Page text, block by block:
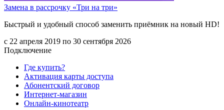
Замена в рассрочку «Три на три»
Быстрый и удобный способ заменить приёмник на новый HD!
с 22 апреля 2019 по 30 сентября 2026
Подключение
Где купить?
Активация карты доступа
Абонентский договор
Интернет-магазин
Онлайн-кинотеатр